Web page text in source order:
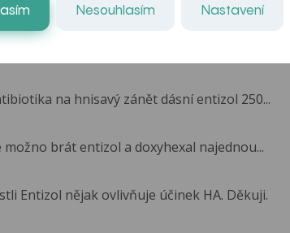
tabletky entizol 500 plus polykací...
na hnisavý zánět dásní entizol 250...
brát entizol a doxyhexal najednou...
Entizol nějak ovlivňuje účinek HA. Děkuji.
Nesouhlasím Nastavení